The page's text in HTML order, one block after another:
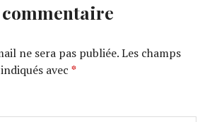
ne sera pas publiée. Les champs
avec*